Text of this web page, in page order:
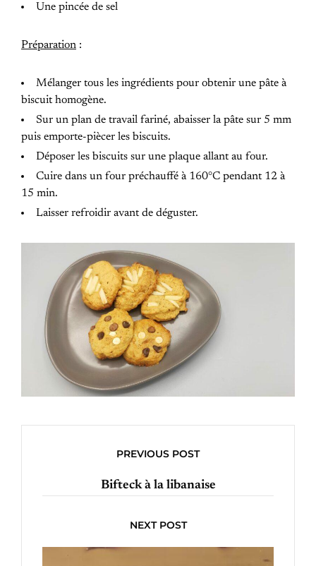
Une pincée de sel
Préparation :
Mélanger tous les ingrédients pour obtenir une pâte à
biscuit homogène.
Sur un plan de travail fariné, abaisser la pâte sur 5 mm
puis emporte-piècer les biscuits.
Déposer les biscuits sur une plaque allant au four.
Cuire dans un four préchauffé à 160°C pendant 12 à
15 min.
Laisser refroidir avant de déguster.
PREVIOUS POST
Bifteck à la libanaise
NEXT POST